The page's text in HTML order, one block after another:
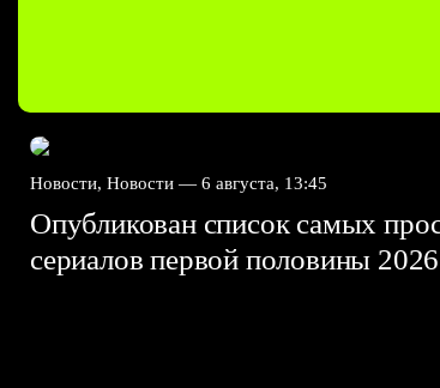
Новости, Новости — 6 августа, 13:45
Опубликован список самых
сериалов первой половины 2026